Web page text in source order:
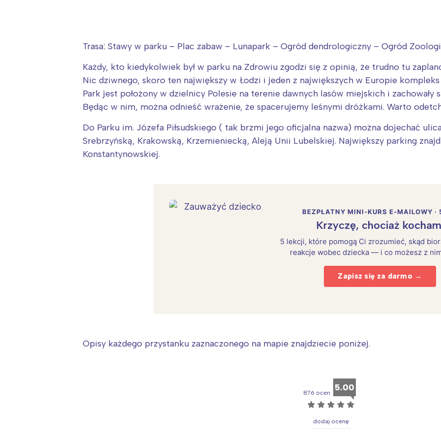
Trasa: Stawy w parku – Plac zabaw – Lunapark – Ogród dendrologiczny – Ogród
Każdy, kto kiedykolwiek był w parku na Zdrowiu zgodzi się z opinią, że trudno tu
Nic dziwnego, skoro ten największy w Łodzi i jeden z największych w Europie kompleks
Park jest położony w dzielnicy Polesie na terenie dawnych lasów miejskich i zachowały
Będąc w nim, można odnieść wrażenie, że spacerujemy leśnymi dróżkami. Warto
Do Parku im. Józefa Piłsudskiego ( tak brzmi jego oficjalna nazwa) można dojechać
Srebrzyńską, Krakowską, Krzemieniecką, Aleją Unii Lubelskiej. Największy parking
Konstantynowskiej.
BEZPŁATNY MINI-KURS E-MAILOWY ·
Krzyczę, chociaż
5 lekcji, które pomogą Ci zrozumieć, skąd
reakcje wobec dziecka — i co możesz z
Zapisz się za darmo →
Opisy każdego przystanku zaznaczonego na mapie znajdziecie poniżej.
876 ocen 5.00
☆ ☆ ☆ ☆ ☆
dodaj ocenę